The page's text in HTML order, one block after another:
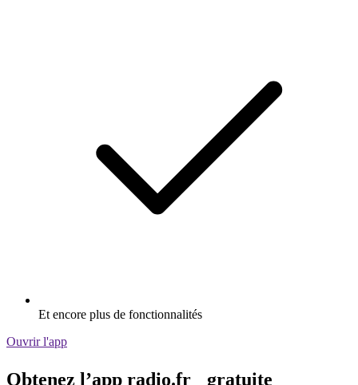
Et encore plus de fonctionnalités
Ouvrir l'app
Obtenez l’app radio.fr gratuite